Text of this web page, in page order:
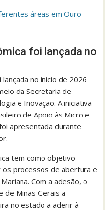
áreas em Ouro
foi lançada no
no início de 2026
da Secretaria de
e Inovação. A iniciativa
de Apoio às Micro e
apresentada durante
tem como objetivo
os processos de abertura e
Com a adesão, o
de Minas Gerais a
no estado a aderir à